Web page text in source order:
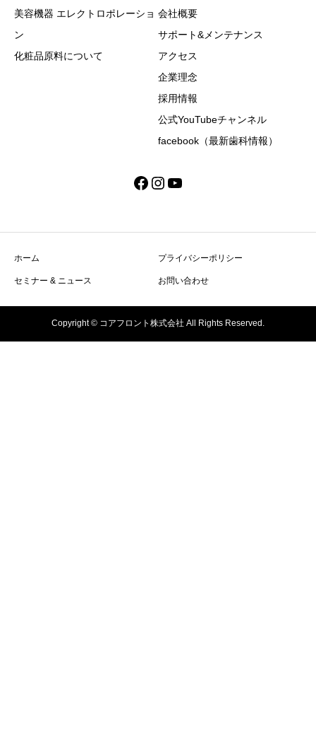
美容機器 エレクトロポレーショ
ン
化粧品原料について
会社概要
サポート&メンテナンス
アクセス
企業理念
採用情報
公式YouTubeチャンネル
facebook（最新歯科情報）
Facebook
Instagram
YouTube
ホーム プライバシーポリシー
セミナー & ニュース お問い合わせ
Copyright © コアフロント株式会社 All Rights Reserved.